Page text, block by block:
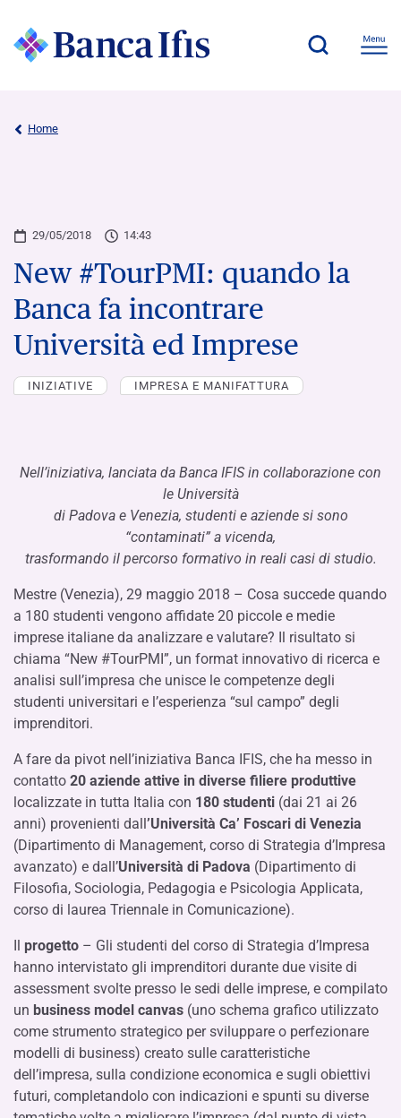
Home
29/05/2018 14:43
New #TourPMI: quando la
Banca fa incontrare
Università ed Imprese
INIZIATIVE IMPRESA E MANIFATTURA
Nell’iniziativa, lanciata da Banca IFIS in collaborazione con
le Università
di Padova e Venezia, studenti e aziende si sono
“contaminati” a vicenda,
trasformando il percorso formativo in reali casi di studio.
Mestre (Venezia), 29 maggio 2018 – Cosa succede quando
a 180 studenti vengono affidate 20 piccole e medie
imprese italiane da analizzare e valutare? Il risultato si
chiama “New #TourPMI”, un format innovativo di ricerca e
analisi sull’impresa che unisce le competenze degli
studenti universitari e l’esperienza “sul campo” degli
imprenditori.
A fare da pivot nell’iniziativa Banca IFIS, che ha messo in
contatto 20 aziende attive in diverse filiere produttive
localizzate in tutta Italia con 180 studenti (dai 21 ai 26
anni) provenienti dall’Università Ca’ Foscari di Venezia
(Dipartimento di Management, corso di Strategia d’Impresa
avanzato) e dall’Università di Padova (Dipartimento di
Filosofia, Sociologia, Pedagogia e Psicologia Applicata,
corso di laurea Triennale in Comunicazione).
Il progetto – Gli studenti del corso di Strategia d’Impresa
hanno intervistato gli imprenditori durante due visite di
assessment svolte presso le sedi delle imprese, e compilato
un business model canvas (uno schema grafico utilizzato
come strumento strategico per sviluppare o perfezionare
modelli di business) creato sulle caratteristiche
dell’impresa, sulla condizione economica e sugli obiettivi
futuri, completandolo con indicazioni e spunti su diverse